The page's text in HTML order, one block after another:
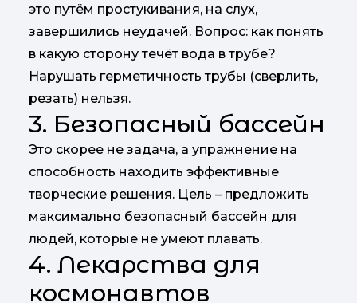
это путём простукивания, на слух,
завершились неудачей. Вопрос: как понять
в какую сторону течёт вода в трубе?
Нарушать герметичность трубы (сверлить,
резать) нельзя.
3. Безопасный бассейн
Это скорее не задача, а упражнение на
способность находить эффективные
творческие решения. Цель – предложить
максимально безопасный бассейн для
людей, которые не умеют плавать.
4. Лекарства для
космонавтов